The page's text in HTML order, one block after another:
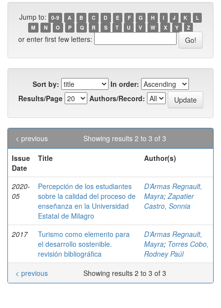
Jump to: 0-9 A B C D E F G H I J K
L
M
N O P Q R S T U V W X Y Z
or enter first few letters:
Sort by:
In order:
Results/Page
Authors/Record:
Showing results 2 to 3 of 3
< previous
Issue
Date
Title Author(s)
2020-
05
Percepción de los estudiantes
sobre la calidad del proceso de
enseñanza en la Universidad
Estatal de Milagro
D’Armas Regnault,
Mayra; Zapatier
Castro, Sonnia
2017
Turismo como elemento para
el desarrollo sostenible.
revisión bibliográfica
D’Armas Regnault,
Mayra; Torres Cobo,
Rodney Paúl
Showing results 2 to 3 of 3
< previous